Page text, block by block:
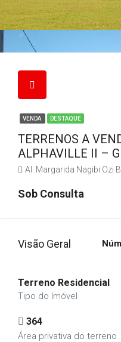
VENDA DESTAQUE
TERRENOS A
ALPHAVILLE II –
Al. Margarida Nagibi Ozi
Sob Consulta
Visão Geral
Terreno Residencial
Tipo do Imóvel
364
Área privativa do terreno